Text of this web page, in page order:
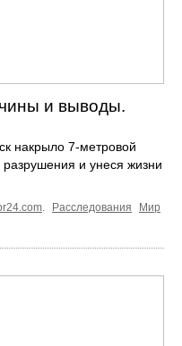
и выводы.
накрыло 7-метровой
разрушения и унеся жизни
. Расследования
Мир